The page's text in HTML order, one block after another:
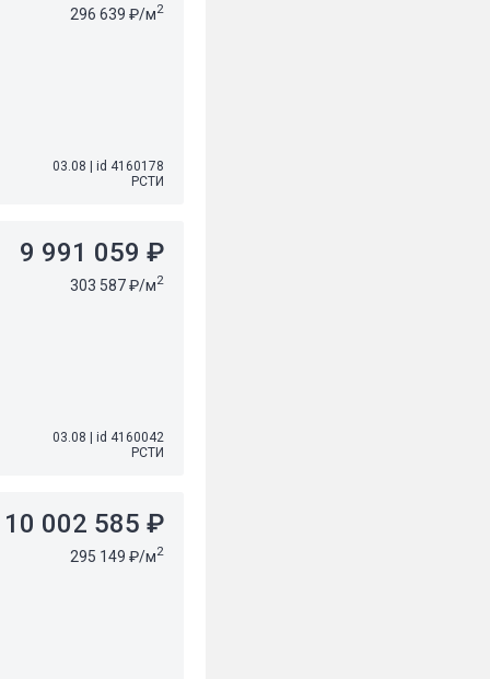
296 639 ₽/м2
03.08
id 4160178
РСТИ
9 991 059 ₽
303 587 ₽/м2
03.08
id 4160042
РСТИ
10 002 585 ₽
295 149 ₽/м2